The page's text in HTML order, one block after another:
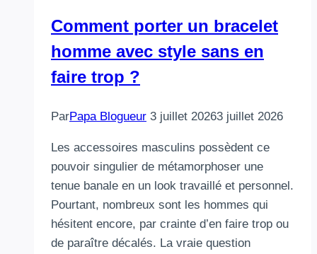
Comment porter un bracelet
homme avec style sans en
faire trop ?
ParPapa Blogueur 3 juillet 20263 juillet 2026
Les accessoires masculins possèdent ce
pouvoir singulier de métamorphoser une
tenue banale en un look travaillé et personnel.
Pourtant, nombreux sont les hommes qui
hésitent encore, par crainte d’en faire trop ou
de paraître décalés. La vraie question